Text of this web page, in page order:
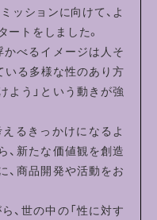
ッションに向けて、よ
ートをしました。
かべるイメージは人そ
いる多様な性のあり方
よう」という動きが強
るきっかけになるよ
、新たな価値観を創造
、商品開発や活動をお
、世の中の「性に対す